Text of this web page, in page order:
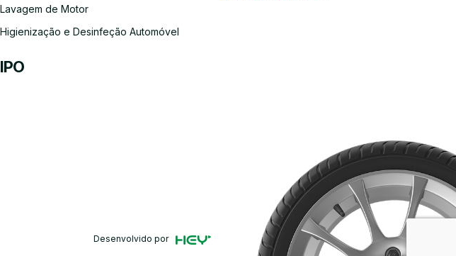
Lavagem de Motor
Higienização e Desinfeção Automóvel
IPO
Desenvolvido por